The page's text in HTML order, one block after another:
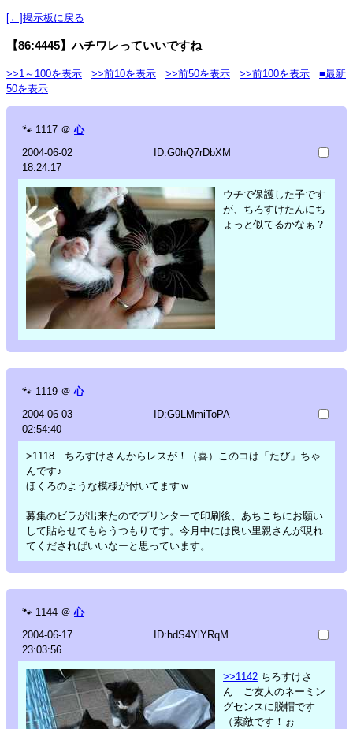
[←]掲示板に戻る
【86:4445】ハチワレっていいですね
>>1～100を表示 >>前10を表示 >>前50を表示 >>前100を表示
■最新
50を表示
🐾 1117 ＠ 心
2004-06-02
18:24:17
ID:G0hQ7rDbXM
ウチで保護した子です
が、ちろすけたんにち
ょっと似てるかなぁ？
🐾 1119 ＠ 心
2004-06-03
02:54:40
ID:G9LMmiToPA
>1118 ちろすけさんからレスが！（喜）このコは「たび」ちゃ
んです♪
ほくろのような模様が付いてますｗ
募集のビラが出来たのでプリンターで印刷後、あちこちにお願い
して貼らせてもらうつもりです。今月中には良い里親さんが現れ
てくださればいいなーと思っています。
🐾 1144 ＠ 心
2004-06-17
23:03:56
ID:hdS4YlYRqM
>>1142 ちろすけさ
ん ご友人のネーミン
グセンスに脱帽です
（素敵です！ぉ